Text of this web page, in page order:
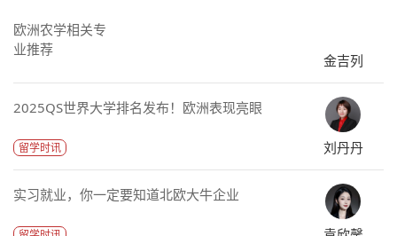
欧洲农学相关专
业推荐
金吉列
2025QS世界大学排名发布！欧洲表现亮眼
留学时讯 刘丹丹
实习就业，你一定要知道北欧大牛企业